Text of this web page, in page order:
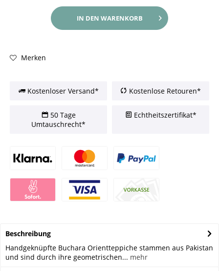
IN DEN WARENKORB
Merken
Kostenloser Versand* Kostenlose Retouren*
50 Tage
Umtauschrecht*
Echtheitszertifikat*
Beschreibung
Handgeknüpfte Buchara Orientteppiche stammen aus Pakistan
und sind durch ihre geometrischen... mehr